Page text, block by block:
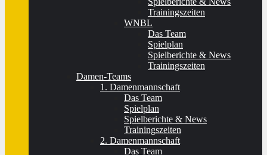
Trainingszeiten
WNBL
Das Team
Spielplan
Spielberichte & News
Trainingszeiten
Damen-Teams
1. Damenmannschaft
Das Team
Spielplan
Spielberichte & News
Trainingszeiten
2. Damenmannschaft
Das Team